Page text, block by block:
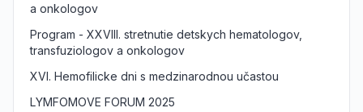
a onkologov
Program - XXVIII. stretnutie detskych hematologov,
transfuziologov a onkologov
XVI. Hemofilicke dni s medzinarodnou učastou
LYMFOMOVE FORUM 2025